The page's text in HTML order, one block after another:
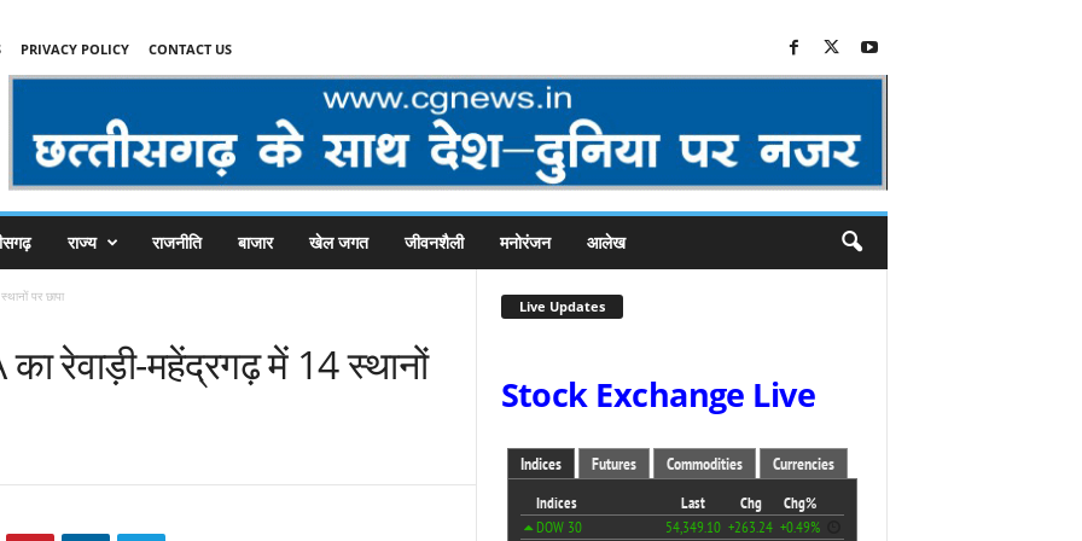
PRIVACY POLICY CONTACT US
राज्य राजनीति बाजार खेल जगत जीवनशैली मनोरंजन आलेख
पर छापा
का रेवाड़ी-महेंद्रगढ़ में 14 स्थानों
Live Updates
Stock Exchange Live